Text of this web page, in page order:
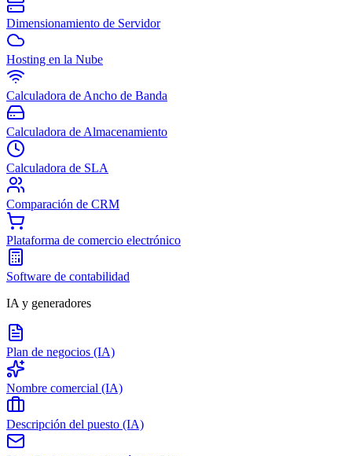
Dimensionamiento de Servidor
Hosting en la Nube
Calculadora de Ancho de Banda
Calculadora de Almacenamiento
Calculadora de SLA
Comparación de CRM
Plataforma de comercio electrónico
Software de contabilidad
IA y generadores
Plan de negocios (IA)
Nombre comercial (IA)
Descripción del puesto (IA)